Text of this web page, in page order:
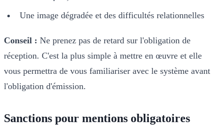
Une image dégradée et des difficultés relationnelles
Conseil : Ne prenez pas de retard sur l'obligation de
réception. C'est la plus simple à mettre en œuvre et elle
vous permettra de vous familiariser avec le système avant
l'obligation d'émission.
Sanctions pour mentions obligatoires